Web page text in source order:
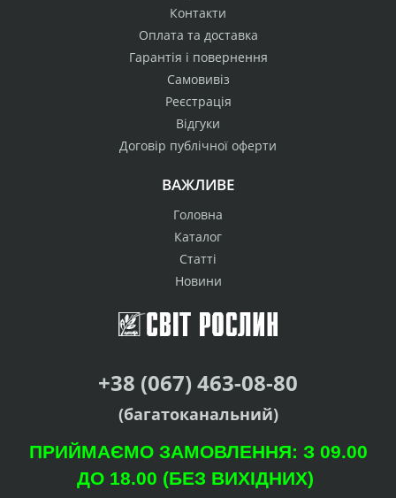
Контакти
Оплата та доставка
Гарантія і повернення
Самовивіз
Реєстрація
Відгуки
Договір публічної оферти
ВАЖЛИВЕ
Головна
Каталог
Статті
Новини
+38 (067) 463-08-80
(багатоканальний)
ПРИЙМАЄМО ЗАМОВЛЕННЯ: З 09.00
ДО 18.00 (БЕЗ ВИХІДНИХ)